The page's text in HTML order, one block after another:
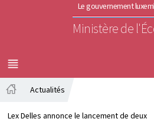
Le gouvernement
Ministère de
MENU
PRINCIPAL
Actualités
Lex Delles annonce le lancement de deux